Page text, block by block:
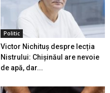
Politic
Victor Nichituș despre lecția
Nistrului: Chișinăul are nevoie
de apă, dar...